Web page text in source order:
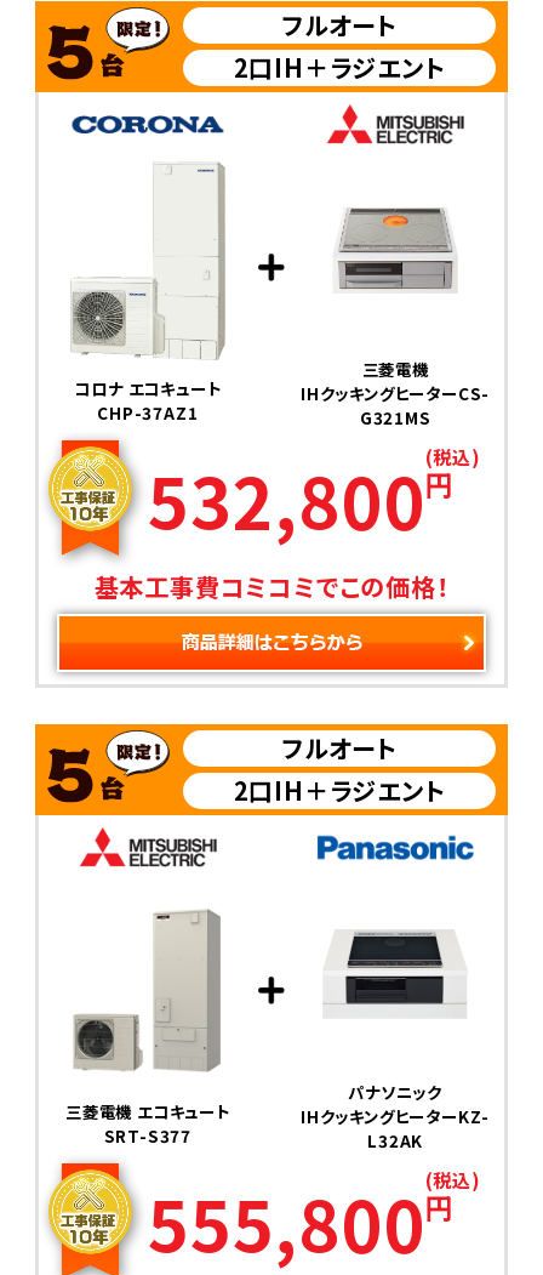
フルオート
2口IH＋ラジエント
コロナ エコキュート
CHP-37AZ1
三菱電機
IHクッキングヒーターCS-
G321MS
532,800円
(税込)
基本工事費コミコミでこの価格！
フルオート
2口IH＋ラジエント
三菱電機 エコキュート
SRT-S377
パナソニック
IHクッキングヒーターKZ-
L32AK
555,800円
(税込)